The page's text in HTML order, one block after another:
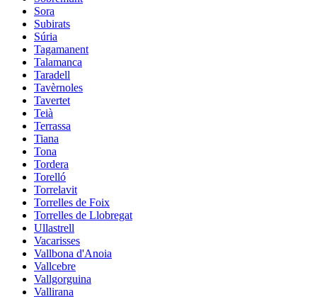
Sora
Subirats
Súria
Tagamanent
Talamanca
Taradell
Tavèrnoles
Tavertet
Teià
Terrassa
Tiana
Tona
Tordera
Torelló
Torrelavit
Torrelles de Foix
Torrelles de Llobregat
Ullastrell
Vacarisses
Vallbona d'Anoia
Vallcebre
Vallgorguina
Vallirana